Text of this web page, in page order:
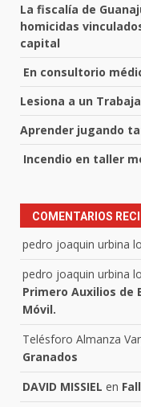
La fiscalía de
homicidas
capital
En consultorio
Lesiona a un
Aprender jugando
Incendio en taller
COMENTARIOS
pedro joaquin urbina
pedro joaquin urbina
Primero Auxilios de
Móvil.
Telésforo Almanza
Granados
DAVID MISSIEL en